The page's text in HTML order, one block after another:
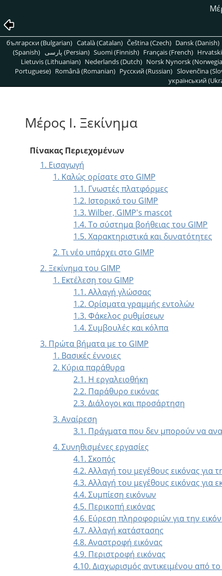
български (Bulgarian) Català (Catalan) Čeština (Czech) Dansk (Danish)
(Spanish)
پارسی (Persian) Suomi (Finnish) Français (French)
Lietuvis (Lithuanian) Nederlands (Dutch) Norsk Nynorsk
Portuguese) Română (Romanian) Pусский (Russian) Slovenčina
український
Μέρος I. Ξεκίνημα
Πίνακας Περιεχομένων
1. Εισαγωγή
1. Καλώς ορίσατε στο GIMP
1.1. Γνωστές πλατφόρμες
1.2. Ιστορικό του GIMP
1.3. Wilber, GIMP's mascot
1.4. Το σύστημα βοήθειας του GIMP
1.5. Χαρακτηριστικά και δυνατότητες
2. Τι νέο υπάρχει στο GIMP
2. Ξεκίνημα του GIMP
1. Εκτέλεση του GIMP
1.1. Αλλαγή γλώσσας
1.2. Ορίσματα γραμμής εντολών
1.3. Φάκελος ρυθμίσεων
1.4. Συμβουλές και κόλπα
3. Πρώτα βήματα με το GIMP
1. Βασικές έννοιες
2. Κύρια παράθυρα
2.1. Η εργαλειοθήκη
2.2. Παράθυρο εικόνας
2.3. Διάλογοι και προσάρτηση
3. Αναίρεση
3.1. Πράγματα που δεν μπορούν να
4. Συνηθισμένες εργασίες
4.1. Σκοπός
4.2. Αλλαγή του μεγέθους εικόνας για
4.3. Αλλαγή του μεγέθους εικόνας για
4.4. Συμπίεση εικόνων
4.5. Περικοπή εικόνας
4.6. Εύρεση πληροφοριών για την
4.7. Αλλαγή κατάστασης
4.8. Αναστροφή εικόνας
4.9. Περιστροφή εικόνας
4.10. Διαχωρισμός αντικειμένου από